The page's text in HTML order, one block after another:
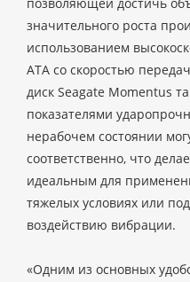
значительного роста
использованием
ATA со скоростью
диск Seagate Momentus
показателями
нерабочем состоянии
соответственно, что
идеальным для
тяжелых условиях или
воздействию вибрации.
«Одним из основных